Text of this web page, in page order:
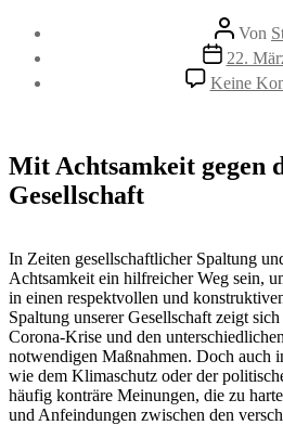
Von
22.
Keine
Mit Achtsamkeit gegen
Gesellschaft
In Zeiten gesellschaftlicher Spaltung
Achtsamkeit ein hilfreicher Weg sein,
in einen respektvollen und
Spaltung unserer Gesellschaft zeigt
Corona-Krise und den
notwendigen Maßnahmen. Doch auch
wie dem Klimaschutz oder der
häufig konträre Meinungen, die zu
und Anfeindungen zwischen den